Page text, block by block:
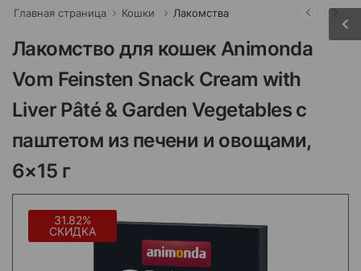
Главная страница Кошки Лакомства
Лакомство для кошек Animonda
Vom Feinsten Snack Cream with
Liver Pâté & Garden Vegetables с
паштетом из печени и овощами,
6×15 г
31.82%
СКИДКА